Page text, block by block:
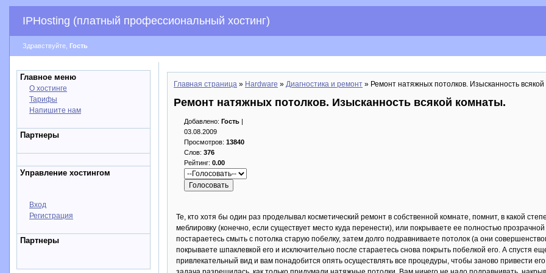
IPHosting (платный профессиональный хостинг)
Здравствуйте, Гость
Главное меню
О хостинге
Тарифы
Напишите нам
Партнеры
Управление хостингом
Вход
Регистрация
Партнеры
Главная страница » Hardware » Диагностика и ремонт » Ремонт натяжных потолков. Изысканность
Ремонт натяжных потолков. Изысканность всякой комнаты.
Добавлено: Гость |
03.08.2009
Просмотров: 13840
Слов: 376
Рейтинг: 0.00
Те, кто хотя бы один раз проделывал косметический ремонт в собственной комнате, помнит, в какой
меблировку (конечно, если существует место куда перенести), или покрываете ее полностью
постараетесь смыть с потолка старую побелку, затем долго подравниваете потолок (а они
покрываете шпаклевкой его и исключительно после стараетесь снова покрыть побелкой его. А спустя
привлекательный вид и вам понадобится опять осуществлять все процедуры, чтобы заново привести